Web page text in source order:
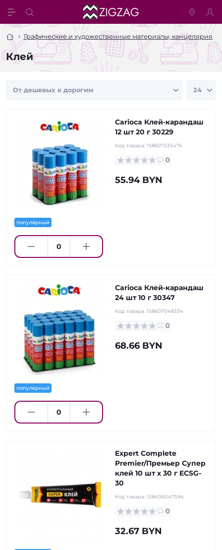
Графические и художественные материалы, канцелярия
Клей
популярный
Carioca Клей-карандаш
12 шт 20 г 30229
Код товара: 158607233474
0
55.94 BYN
популярный
Carioca Клей-карандаш
24 шт 10 г 30347
Код товара: 158607048334
0
68.66 BYN
Expert Complete
Premier/Премьер Супер
клей 10 шт х 30 г ECSG-
30
Код товара: 128406047594
0
32.67 BYN